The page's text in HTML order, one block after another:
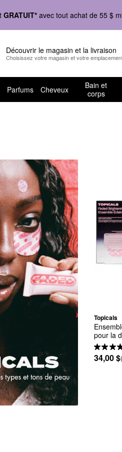
GRATUIT* avec tout achat de 55 $
Découvrir le magasin et la livraison
Choisissez votre magasin et votre
Parfums Cheveux
Bain et
corps
Topicals
pour la
34,00 $